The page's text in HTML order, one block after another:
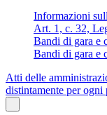
Informazioni
Art. 1, c. 32,
Bandi di gara e
Bandi di gara e
Atti delle
distintamente per ogni